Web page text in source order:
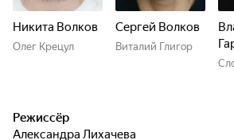
Никита Волков
Олег Крецул
Сергей Волков
Виталий Глигор
Режиссёр
Александра Лихачева